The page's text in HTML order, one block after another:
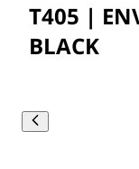
T405 |
BLACK